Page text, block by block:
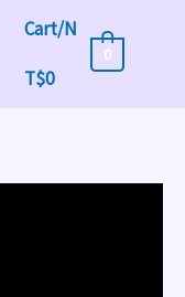
Cart/N
T$0
0